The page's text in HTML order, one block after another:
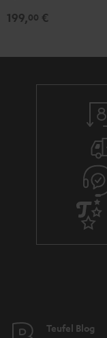
199,00 €
Teufel Blog